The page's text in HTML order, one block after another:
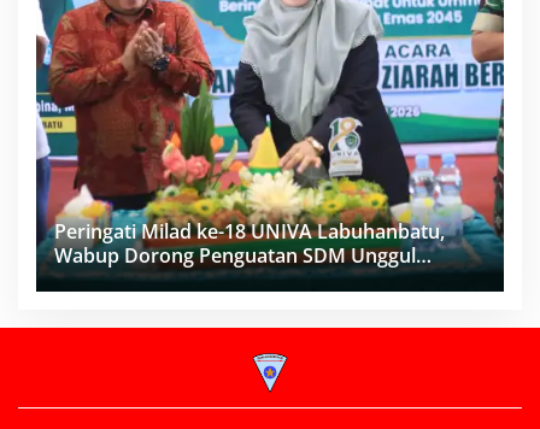
Peringati Milad ke-18 UNIVA Labuhanbatu,
Wabup Dorong Penguatan SDM Unggul
Menuju Indonesia Emas 2045